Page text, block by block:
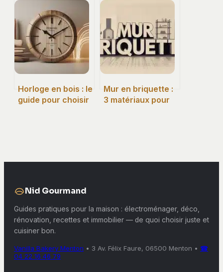
quotidien
choisir et les
utiliser
Horloge en bois : le
guide pour choisir
Mur en briquette :
3 matériaux pour
Nid Gourmand
Guides pratiques pour la maison : électroménager, déco,
rénovation, recettes et immobilier — de quoi choisir juste et
cuisiner bon.
Vanilla Bakery Menton • 3 Av. Félix Faure, 06500 Menton • ☎
04 22 16 46 79